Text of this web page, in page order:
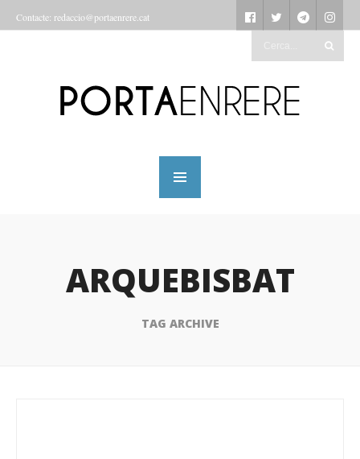
Contacte: redaccio@portaenrere.cat
ARQUEBISBAT
TAG ARCHIVE